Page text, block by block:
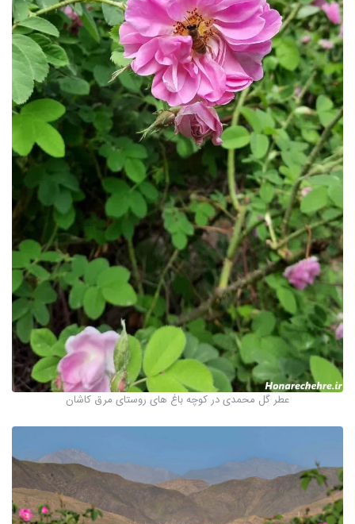
عطر گل محمدی در کوچه باغ های روستای مرق کاشان